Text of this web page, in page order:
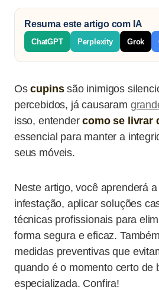
Resuma este artigo com IA
ChatGPT Perplexity Grok
Oscupinssão inimigos
percebidos, já causaram
isso, entendercomo se livrar
essencial para manter a
seus móveis.
Neste artigo, você aprenderá
infestação, aplicar soluções
técnicas profissionais para
forma segura e eficaz.
medidas preventivas que
quando é o momento certo de
especializada. Confira!